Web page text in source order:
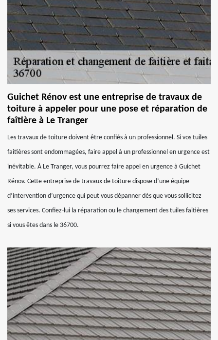
Guichet Rénov est une entreprise de travaux de
toiture à appeler pour une pose et réparation de
faîtière à Le Tranger
Les travaux de toiture doivent être confiés à un professionnel. Si vos tuiles
faitières sont endommagées, faire appel à un professionnel en urgence est
inévitable. À Le Tranger, vous pourrez faire appel en urgence à Guichet
Rénov. Cette entreprise de travaux de toiture dispose d’une équipe
d’intervention d’urgence qui peut vous dépanner dès que vous sollicitez
ses services. Confiez-lui la réparation ou le changement des tuiles faitières
si vous êtes dans le 36700.